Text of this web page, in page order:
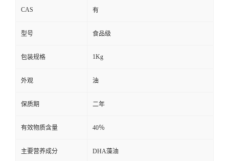
CAS 有
型号 食品级
包装规格 1Kg
外观 油
保质期 二年
有效物质含量 40％
主要营养成分 DHA藻油